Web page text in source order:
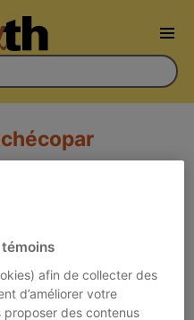
proies
vivantes
en devant
équilibre est-il
afin de collecter des
d’améliorer votre
des contenus